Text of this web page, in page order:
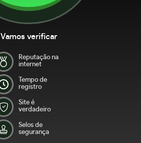
Vamos verificar
Reputação na
internet
Tempo de
registro
Site é
verdadeiro
Selos de
segurança